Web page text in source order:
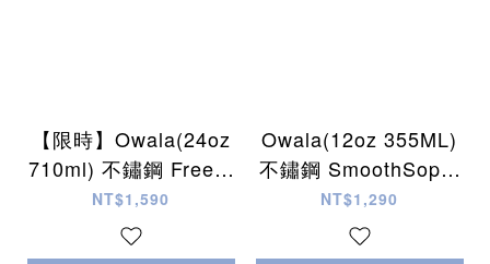
【限時】Owala(24oz
710ml) 不鏽鋼 FreeSi
p 水壺 (內有吸管)
NT$1,590
Owala(12oz 355ML)
不鏽鋼 SmoothSop T
umbler 水杯/咖啡杯
(多色)
NT$1,290